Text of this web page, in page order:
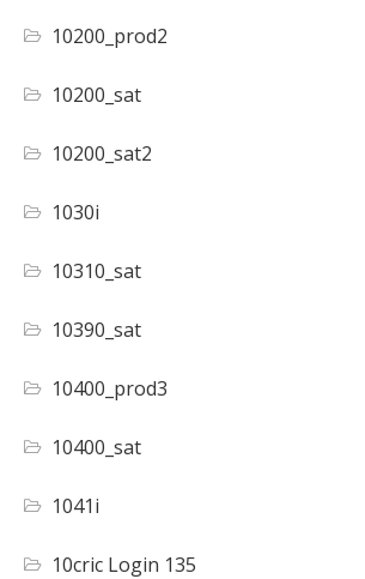
10200_prod2
10200_sat
10200_sat2
1030i
10310_sat
10390_sat
10400_prod3
10400_sat
1041i
10cric Login 135